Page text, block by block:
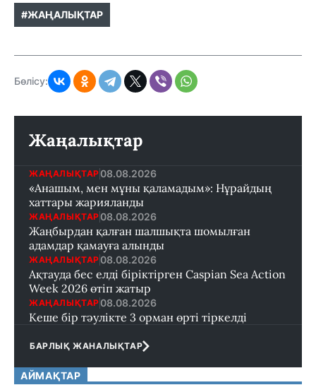
#ЖАҢАЛЫҚТАР
Бөлісу:
Жаңалықтар
ЖАҢАЛЫҚТАР 08.08.2026
«Анашым, мен мұны қаламадым»: Нұрайдың
хаттары жарияланды
ЖАҢАЛЫҚТАР 08.08.2026
Жаңбырдан қалған шалшықта шомылған
адамдар қамауға алынды
ЖАҢАЛЫҚТАР 08.08.2026
Ақтауда бес елді біріктірген Caspian Sea Action
Week 2026 өтіп жатыр
ЖАҢАЛЫҚТАР 08.08.2026
Кеше бір тәулікте 3 орман өрті тіркелді
БАРЛЫҚ ЖАНАЛЫҚТАР
АЙМАҚТАР